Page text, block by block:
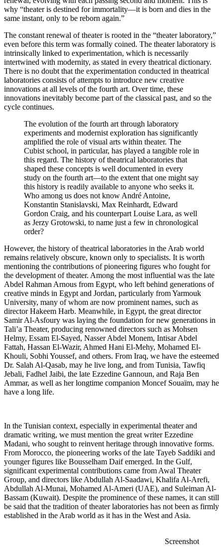
why “theater is
The constant
even before
intrinsically
intertwined with
There is no
laboratories
innovations at
innovations
Cubist
study on
this
Gordon
as Jerzy
However, the
remains
mentioning the
the
Abdel Rahman
creative minds
University,
director
Samir Al-
Tali’a Theater,
Helmy, Essam
Fattah, Hassan
Khouli, Sobhi
Dr. Salah Al-
Jebali, Fadhel
Ammar, as well
In the Tunisian
dramatic
Madani, who
From Morocco,
younger figures
significant
Group, and
Abdullah Al-
Bassam
be said that the
established in